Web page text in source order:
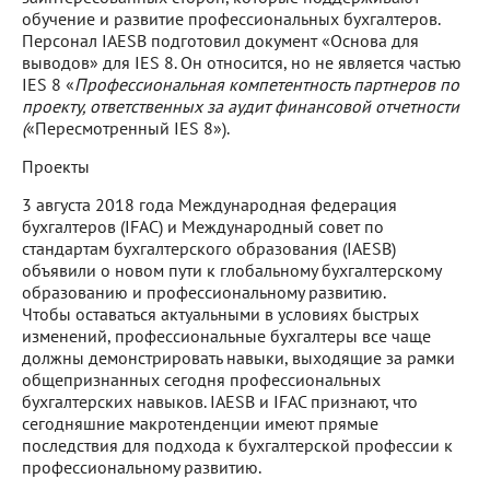
обучение и развитие профессиональных бухгалтеров.
Персонал IAESB подготовил документ «Основа для
выводов» для IES 8. Он относится, но не является частью
IES 8 «Профессиональная компетентность партнеров по
проекту, ответственных за аудит финансовой отчетности
(«Пересмотренный IES 8»).
Проекты
3 августа 2018 года Международная федерация
бухгалтеров (IFAC) и Международный совет по
стандартам бухгалтерского образования (IAESB)
объявили о новом пути к глобальному бухгалтерскому
образованию и профессиональному развитию.
Чтобы оставаться актуальными в условиях быстрых
изменений, профессиональные бухгалтеры все чаще
должны демонстрировать навыки, выходящие за рамки
общепризнанных сегодня профессиональных
бухгалтерских навыков. IAESB и IFAC признают, что
сегодняшние макротенденции имеют прямые
последствия для подхода к бухгалтерской профессии к
профессиональному развитию.